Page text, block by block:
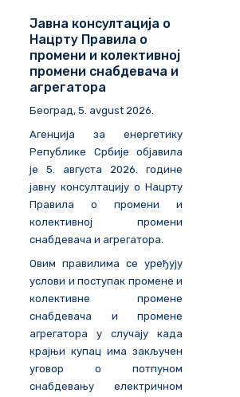
Јавна консултација о
Нацрту Правила о
промени и колективној
промени снабдевача и
агрегатора
Београд, 5. avgust 2026.
Агенција за енергетику
Републике Србије објавила
је 5. августа 2026. године
јавну консултацију о Нацрту
Правила о промени и
колективној промени
снабдевача и агрегатора.
Овим правилима се уређују
услови и поступак промене и
колективне промене
снабдевача и промене
агрегатора у случају када
крајњи купац има закључен
уговор о потпуном
снабдевању електричном